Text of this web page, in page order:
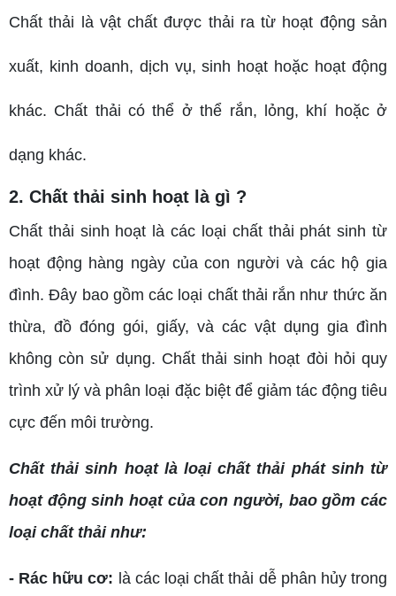
Chất thải là vật chất được thải ra từ hoạt động sản
xuất, kinh doanh, dịch vụ, sinh hoạt hoặc hoạt động
khác. Chất thải có thể ở thể rắn, lỏng, khí hoặc ở
dạng khác.
2. Chất thải sinh hoạt là gì ?
Chất thải sinh hoạt là các loại chất thải phát sinh từ
hoạt động hàng ngày của con người và các hộ gia
đình. Đây bao gồm các loại chất thải rắn như thức ăn
thừa, đồ đóng gói, giấy, và các vật dụng gia đình
không còn sử dụng. Chất thải sinh hoạt đòi hỏi quy
trình xử lý và phân loại đặc biệt để giảm tác động tiêu
cực đến môi trường.
Chất thải sinh hoạt là loại chất thải phát sinh từ
hoạt động sinh hoạt của con người, bao gồm các
loại chất thải như:
- Rác hữu cơ: là các loại chất thải dễ phân hủy trong